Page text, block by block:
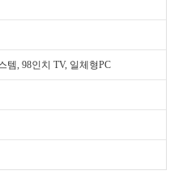
템, 98인치 TV, 일체형PC